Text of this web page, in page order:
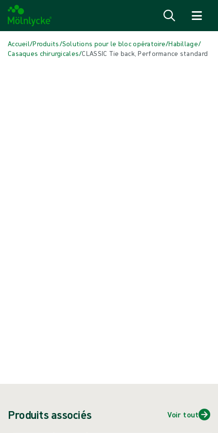
Accueil/Produits/Solutions pour le bloc opératoire/Habillage/
Casaques chirurgicales/CLASSIC Tie back, Performance standard
Produits associés Voir tout